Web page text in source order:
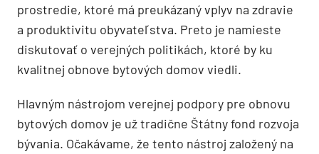
prostredie, ktoré má preukázaný vplyv na zdravie
a produktivitu obyvateľstva. Preto je namieste
diskutovať o verejných politikách, ktoré by ku
kvalitnej obnove bytových domov viedli.
Hlavným nástrojom verejnej podpory pre obnovu
bytových domov je už tradične Štátny fond rozvoja
bývania. Očakávame, že tento nástroj založený na